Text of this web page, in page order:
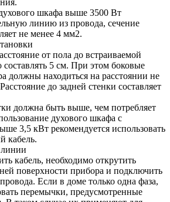
шкафа выше 3500 Вт
линию из провода, сечение
не менее 4 мм2.
от пола до встраиваемой
5 см. При этом боковые
должны находиться на расстоянии не
до задней стенки составляет
должна быть выше, чем потребляет
духового шкафа с
3,5 кВт рекомендуется использовать
кабель.
кабель, необходимо открутить
поверхности прибора и подключить
Если в доме только одна фаза,
перемычки, предусмотренные